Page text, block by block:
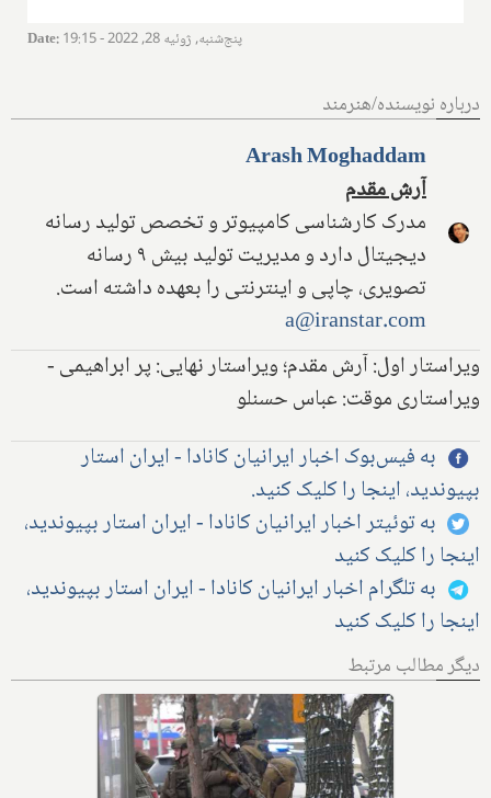
Date: پنج‌شنبه, ژوئیه 28, 2022 - 19:15
درباره نویسنده/هنرمند
Arash Moghaddam
آرش مقدم
مدرک کارشناسی کامپیوتر و تخصص تولید رسانه
دیجیتال دارد و مدیریت تولید بیش ۹ رسانه
تصویری، چاپی و اینترنتی را بعهده داشته است.
a@iranstar.com
ویراستار اول: آرش مقدم؛ ویراستار نهایی: پر ابراهیمی -
ویراستاری موقت: عباس حسنلو
به فیس‌بوک اخبار ایرانیان کانادا - ایران استار
بپیوندید، اینجا را کلیک کنید.
به توئیتر اخبار ایرانیان کانادا - ایران استار بپیوندید،
اینجا را کلیک کنید
به تلگرام اخبار ایرانیان کانادا - ایران استار بپیوندید،
اینجا را کلیک کنید
دیگر مطالب مرتبط